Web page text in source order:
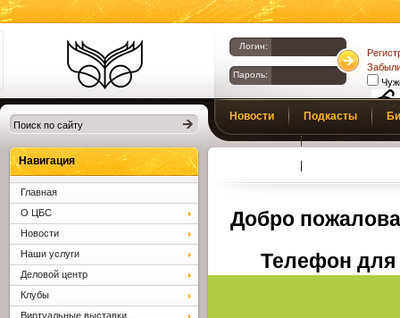
Библиотеки
Клина. Клинская
ЦБС.
Логин:
Пароль:
Новости Подкасты
Добро
Телефон для
Навигация
Главная
О ЦБС
Новости
Наши услуги
Деловой центр
Клубы
Виртуальные выставки